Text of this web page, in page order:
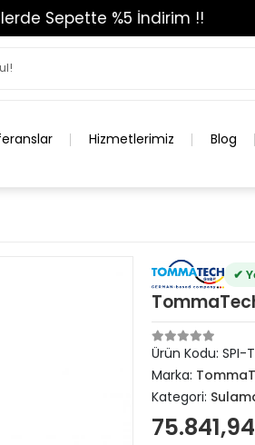
Sepette %5 İndirim !!
Hizmetlerimiz Blog
✔
Ürün Kodu: SPI-
Marka:
Kategori: